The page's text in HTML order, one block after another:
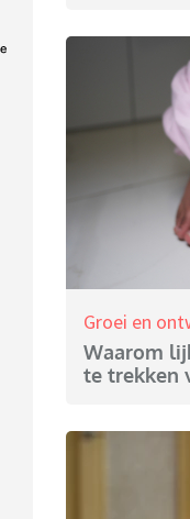
Groei en
Waarom
te trekken